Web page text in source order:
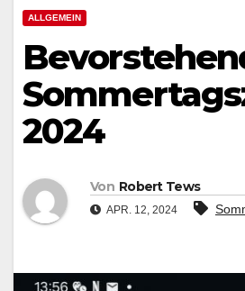
ALLGEMEIN
2024
Von Robert Tews
APR. 12, 2024